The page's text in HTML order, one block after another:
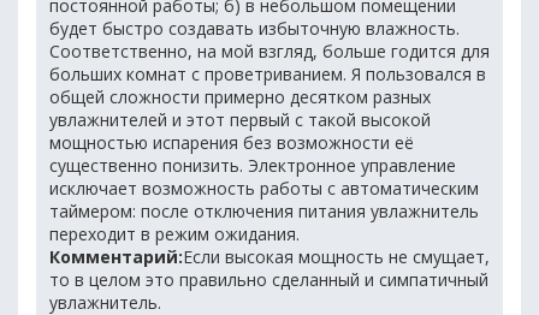
постоянной работы; б) в небольшом помещении
будет быстро создавать избыточную влажность.
Соответственно, на мой взгляд, больше годится для
больших комнат с проветриванием. Я пользовался в
общей сложности примерно десятком разных
увлажнителей и этот первый с такой высокой
мощностью испарения без возможности её
существенно понизить. Электронное управление
исключает возможность работы с автоматическим
таймером: после отключения питания увлажнитель
переходит в режим ожидания.
Комментарий:Если высокая мощность не смущает,
то в целом это правильно сделанный и симпатичный
увлажнитель.